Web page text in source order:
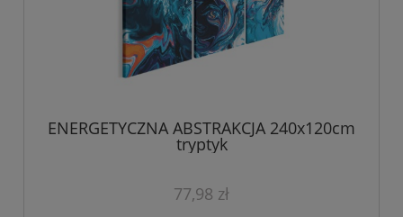
ENERGETYCZNA ABSTRAKCJA 240x120cm
tryptyk
77,98 zł